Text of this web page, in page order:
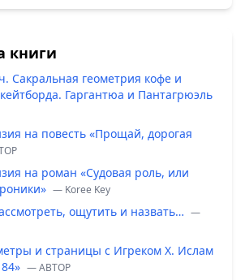
книги
Сакральная геометрия кофе и
Гаргантюа и Пантагрюэль
на повесть «Прощай, дорогая
на роман «Судовая роль, или
— Koree Key
ощутить и назвать… —
и страницы с Игреком Х. Ислам
— ABTOP